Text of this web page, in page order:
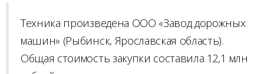
Техника произведена ООО «Завод дорожных
машин» (Рыбинск, Ярославская область).
Общая стоимость закупки составила 12,1 млн